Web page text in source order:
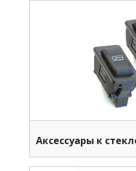
Аксессуары к